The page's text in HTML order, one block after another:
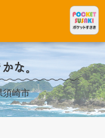
な。
須崎市